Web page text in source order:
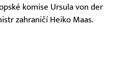
komise Ursula von der
zahraničí Heiko Maas.